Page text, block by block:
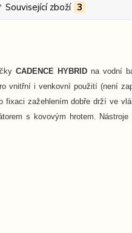
Související zboží 3
CADENCE HYBRID na vodní
vnitřní i venkovní použití (není
fixaci zažehlením dobře drží ve
s kovovým hrotem.